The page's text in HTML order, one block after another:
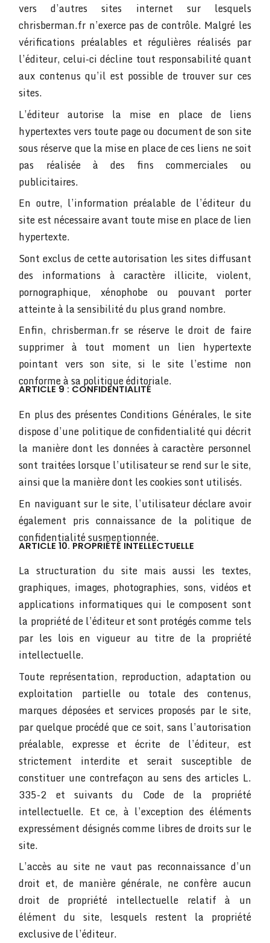
vers d’autres sites internet sur lesquels
chrisberman.fr n’exerce pas de contrôle. Malgré les
vérifications préalables et régulières réalisés par
l’éditeur, celui-ci décline tout responsabilité quant
aux contenus qu’il est possible de trouver sur ces
sites.
L’éditeur autorise la mise en place de liens
hypertextes vers toute page ou document de son site
sous réserve que la mise en place de ces liens ne soit
pas réalisée à des fins commerciales ou
publicitaires.
En outre, l’information préalable de l’éditeur du
site est nécessaire avant toute mise en place de lien
hypertexte.
Sont exclus de cette autorisation les sites diffusant
des informations à caractère illicite, violent,
pornographique, xénophobe ou pouvant porter
atteinte à la sensibilité du plus grand nombre.
Enfin, chrisberman.fr se réserve le droit de faire
supprimer à tout moment un lien hypertexte
pointant vers son site, si le site l’estime non
conforme à sa politique éditoriale.
ARTICLE 9 : CONFIDENTIALITÉ
En plus des présentes Conditions Générales, le site
dispose d’une politique de confidentialité qui décrit
la manière dont les données à caractère personnel
sont traitées lorsque l’utilisateur se rend sur le site,
ainsi que la manière dont les cookies sont utilisés.
En naviguant sur le site, l’utilisateur déclare avoir
également pris connaissance de la politique de
confidentialité susmentionnée.
ARTICLE 10. PROPRIÉTÉ INTELLECTUELLE
La structuration du site mais aussi les textes,
graphiques, images, photographies, sons, vidéos et
applications informatiques qui le composent sont
la propriété de l’éditeur et sont protégés comme tels
par les lois en vigueur au titre de la propriété
intellectuelle.
Toute représentation, reproduction, adaptation ou
exploitation partielle ou totale des contenus,
marques déposées et services proposés par le site,
par quelque procédé que ce soit, sans l’autorisation
préalable, expresse et écrite de l’éditeur, est
strictement interdite et serait susceptible de
constituer une contrefaçon au sens des articles L.
335-2 et suivants du Code de la propriété
intellectuelle. Et ce, à l’exception des éléments
expressément désignés comme libres de droits sur le
site.
L’accès au site ne vaut pas reconnaissance d’un
droit et, de manière générale, ne confère aucun
droit de propriété intellectuelle relatif à un
élément du site, lesquels restent la propriété
exclusive de l’éditeur.